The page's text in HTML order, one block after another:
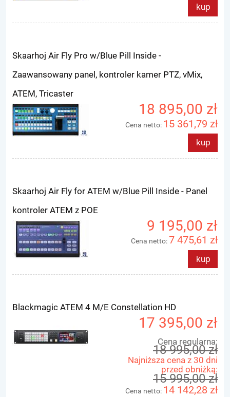
kup
Skaarhoj Air Fly Pro w/Blue Pill Inside -
Zaawansowany panel, kontroler kamer PTZ, vMix,
ATEM, Tricaster
18 895,00 zł
Cena netto: 15 361,79 zł
kup
Skaarhoj Air Fly for ATEM w/Blue Pill Inside - Panel
kontroler ATEM z POE
9 195,00 zł
Cena netto:7 475,61 zł
kup
Blackmagic ATEM 4 M/E Constellation HD
17 395,00 zł
Cena regularna:
18 995,00 zł
Najniższa cena z 30 dni
przed obniżką:
15 995,00 zł
Cena netto: 14 142,28 zł